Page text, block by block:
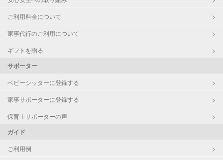
ご利用料金について
家事代行のご利用について
ギフトを贈る
サポーター
ベビーシッターに登録する
家事サポーターに登録する
保育士サポーターの声
ガイド
ご利用例